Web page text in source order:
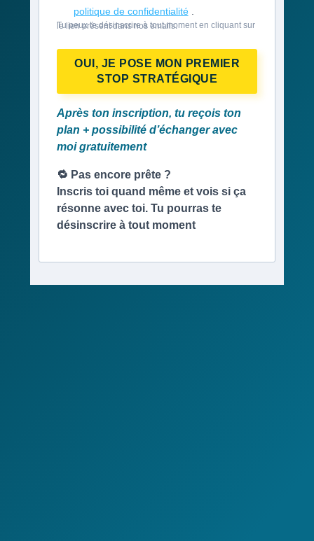
politique de confidentialité.
Tu peux te désinscrire à tout moment en cliquant sur le lien présent dans nos emails.
OUI, JE POSE MON PREMIER
STOP STRATÉGIQUE
Après ton inscription, tu reçois ton
plan + possibilité d’échanger avec
moi gratuitement
🔁 Pas encore prête ?
Inscris toi quand même et vois si ça
résonne avec toi. Tu pourras te
désinscrire à tout moment